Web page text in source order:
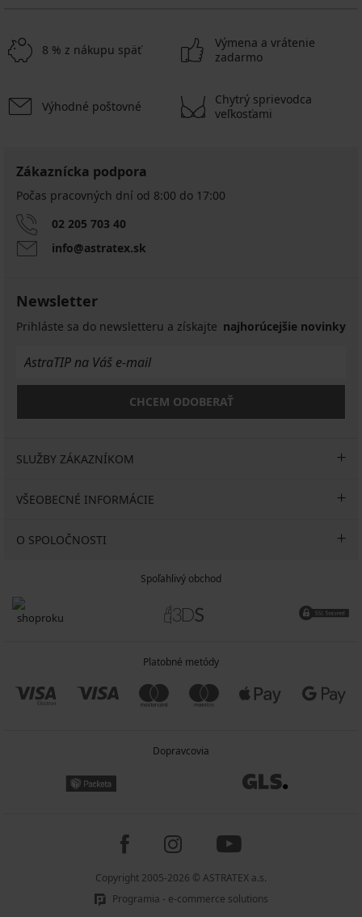
8 % z nákupu späť
Výmena a vrátenie
zadarmo
Výhodné poštovné
Chytrý sprievodca
veľkosťami
Zákaznícka podpora
Počas pracovných dní od 8:00 do 17:00
02 205 703 40
info@astratex.sk
Newsletter
Prihláste sa do newsletteru a získajte najhorúcejšie novinky
CHCEM ODOBERAŤ
SLUŽBY ZÁKAZNÍKOM
VŠEOBECNÉ INFORMÁCIE
O SPOLOČNOSTI
Spoľahlivý obchod
Platobné metódy
Dopravcovia
Copyright 2005-2026 © ASTRATEX a.s.
Programia - e-commerce solutions